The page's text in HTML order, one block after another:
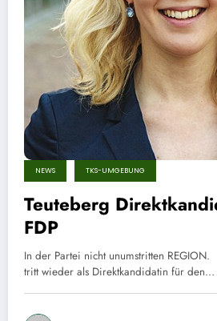
NEWS TKS-UMGEBUNG
Teuteberg
FDP
In der Partei nicht unumstritten
tritt wieder als Direktkandidatin für den…